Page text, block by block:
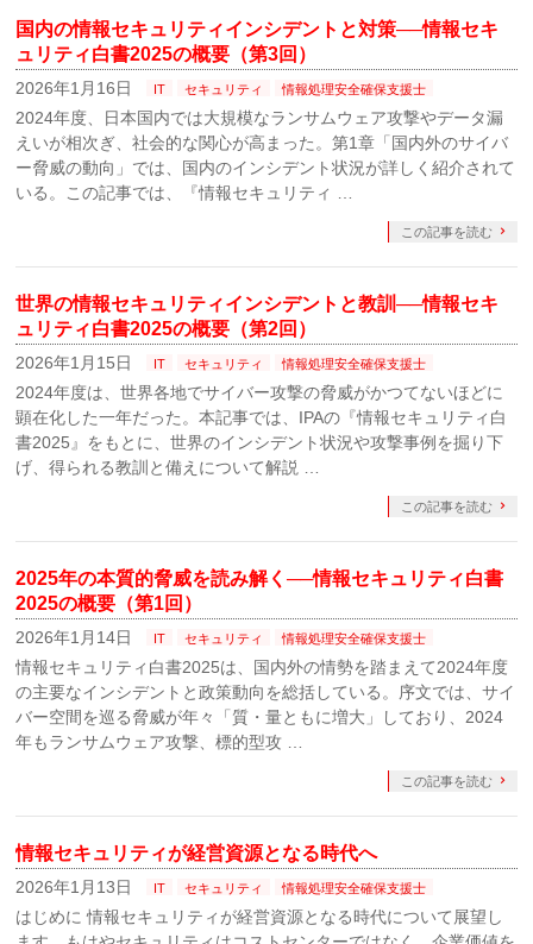
国内の情報セキュリティインシデントと対策──情報セキ
ュリティ白書2025の概要（第3回）
2026年1月16日 IT セキュリティ 情報処理安全確保支援士
2024年度、日本国内では大規模なランサムウェア攻撃やデータ漏
えいが相次ぎ、社会的な関心が高まった。第1章「国内外のサイバ
ー脅威の動向」では、国内のインシデント状況が詳しく紹介されて
いる。この記事では、『情報セキュリティ …
この記事を読む
世界の情報セキュリティインシデントと教訓──情報セキ
ュリティ白書2025の概要（第2回）
2026年1月15日 IT セキュリティ 情報処理安全確保支援士
2024年度は、世界各地でサイバー攻撃の脅威がかつてないほどに
顕在化した一年だった。本記事では、IPAの『情報セキュリティ白
書2025』をもとに、世界のインシデント状況や攻撃事例を掘り下
げ、得られる教訓と備えについて解説 …
この記事を読む
2025年の本質的脅威を読み解く──情報セキュリティ白書
2025の概要（第1回）
2026年1月14日 IT セキュリティ 情報処理安全確保支援士
情報セキュリティ白書2025は、国内外の情勢を踏まえて2024年度
の主要なインシデントと政策動向を総括している。序文では、サイ
バー空間を巡る脅威が年々「質・量ともに増大」しており、2024
年もランサムウェア攻撃、標的型攻 …
この記事を読む
情報セキュリティが経営資源となる時代へ
2026年1月13日 IT セキュリティ 情報処理安全確保支援士
はじめに 情報セキュリティが経営資源となる時代について展望し